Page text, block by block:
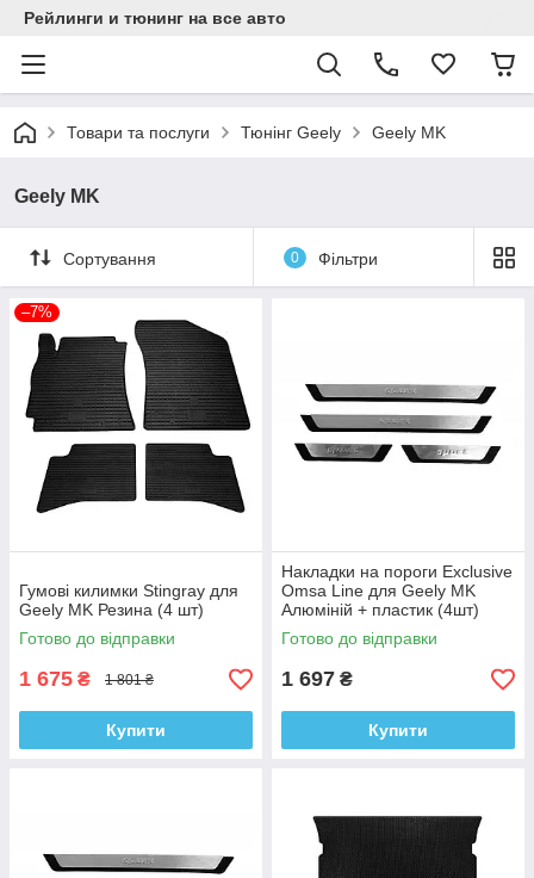
Рейлинги и тюнинг на все авто
Товари та послуги Тюнінг Geely Geely MK
Geely MK
Сортування 0 Фільтри
–7%
Гумові килимки Stingray для
Geely MK Резина (4 шт)
Готово до відправки
1 675 ₴ 1 801 ₴
Купити
Накладки на пороги Exclusive
Omsa Line для Geely MK
Алюміній + пластик (4шт)
Готово до відправки
1 697 ₴
Купити